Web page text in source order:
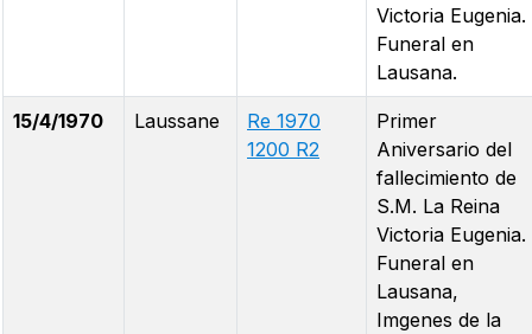
Victoria Eugenia.
Funeral en
Lausana.
15/4/1970 Laussane
Re 1970
1200 R2
Primer
Aniversario del
fallecimiento de
S.M. La Reina
Victoria Eugenia.
Funeral en
Lausana,
Imgenes de la